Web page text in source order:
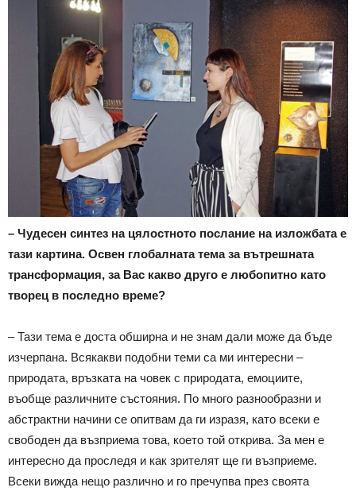
– Чудесен синтез на цялостното послание на изложбата е
тази картина. Освен глобалната тема за вътрешната
трансформация, за Вас какво друго е любопитно като
творец в последно време?
– Тази тема е доста обширна и не знам дали може да бъде
изчерпана. Всякакви подобни теми са ми интересни –
природата, връзката на човек с природата, емоциите,
въобще различните състояния. По много разнообразни и
абстрактни начини се опитвам да ги изразя, като всеки е
свободен да възприема това, което той открива. За мен е
интересно да проследя и как зрителят ще ги възприеме.
Всеки вижда нещо различно и го пречупва през своята